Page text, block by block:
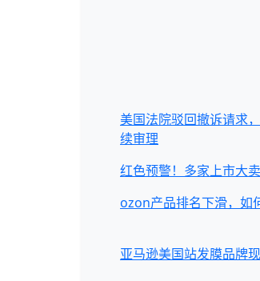
美国法院驳回撤诉请求
续审理
红色预警！多家上市大
ozon产品排名下滑，如
亚马逊美国站发膜品牌